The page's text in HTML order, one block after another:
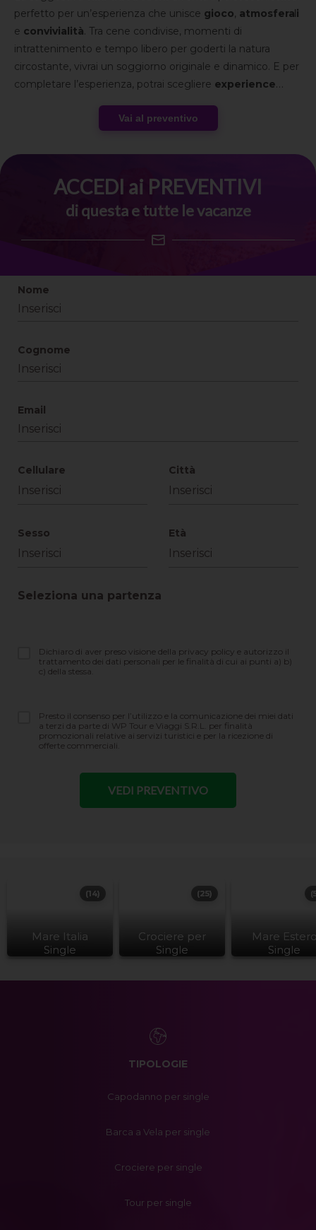
indizida collegare,sospettati da interrogareecolpi di
scenada risolvere insieme al gruppo.
perfetto per un’esperienza che unisce gioco, atmosfera
e convivialità. Tra cene condivise, momenti di
intrattenimento e tempo libero per goderti la natura
circostante, vivrai un soggiorno originale e dinamico. E per
completare l’esperienza, potrai scegliere experience
Una sfida avvincente da vivere fino all’ultimo indizio,
Vai al preventivo
ACCEDI ai PREVENTIVI
di questa e tutte le vacanze
Nome
Cognome
Email
Cellulare Città
Sesso Età
Seleziona una partenza
Dichiaro di aver preso visione della privacy policy e autorizzo il
trattamento dei dati personali per le finalità di cui ai punti a) b)
c) della stessa.
Presto il consenso per l’utilizzo e la comunicazione dei miei dati
a terzi da parte di WP Tour e Viaggi S.R.L. per finalità
promozionali relative ai servizi turistici e per la ricezione di
offerte commerciali.
Mare Italia
Single
(14)
Crociere per
Single
(25)
Mare
Single
TIPOLOGIE
Capodanno per single
Barca a Vela per single
Crociere per single
Tour per single